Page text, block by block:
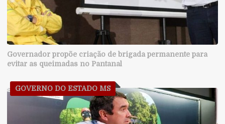
Governador propõe criação de brigada permanente para
evitar as queimadas no Pantanal
GOVERNO DO ESTADO MS